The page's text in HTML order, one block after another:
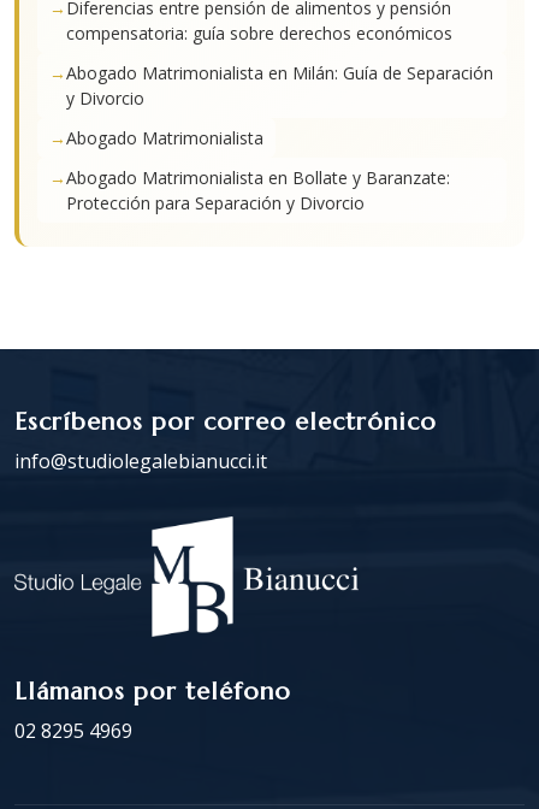
Diferencias entre pensión de alimentos y pensión
compensatoria: guía sobre derechos económicos
Abogado Matrimonialista en Milán: Guía de Separación
y Divorcio
Abogado Matrimonialista
Abogado Matrimonialista en Bollate y Baranzate:
Protección para Separación y Divorcio
Escríbenos por correo electrónico
info@studiolegalebianucci.it
Llámanos por teléfono
02 8295 4969